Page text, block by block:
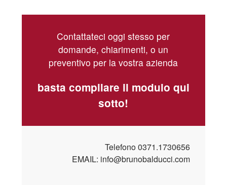
Contattateci oggi stesso per
domande, chiarimenti, o un
preventivo per la vostra azienda
basta compilare il modulo qui
sotto!
Telefono0371.1730656
EMAIL: info@brunobalducci.com